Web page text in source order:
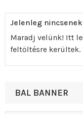
Jelenleg
Maradj velünk! Itt
feltöltésre kerültek.
BAL BANNER